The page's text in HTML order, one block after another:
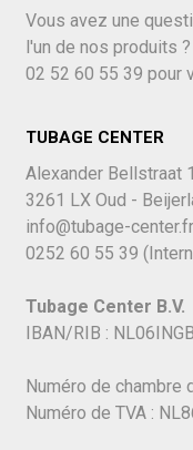
Vous avez une
l'un de nos produits
02 52 60 55 39 pour
TUBAGE CENTER
Alexander Bellstraat
3261 LX Oud -
info@tubage-center.fr
0252 60 55 39
Tubage Center B.V.
IBAN/RIB :
Numéro de chambre
Numéro de TVA :